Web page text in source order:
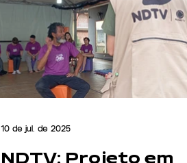
NDTV: Projeto em
10 de jul. de 2025